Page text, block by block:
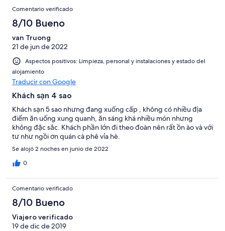
Comentario verificado
8/10 Bueno
van Truong
21 de jun de 2022
Aspectos positivos: Limpieza, personal y instalaciones y estado del
alojamiento
Traducir con Google
Khách sạn 4 sao
Khách sạn 5 sao nhưng đang xuống cấp , không có nhiều địa
điểm ăn uống xung quanh, ăn sáng khá nhiều món nhưng
không đặc sắc. Khách phần lớn đi theo đoàn nên rất ồn ào và với
tư như ngồi ơn quán cà phê vỉa hè.
Se alojó 2 noches en junio de 2022
0
Comentario verificado
8/10 Bueno
Viajero verificado
19 de dic de 2019